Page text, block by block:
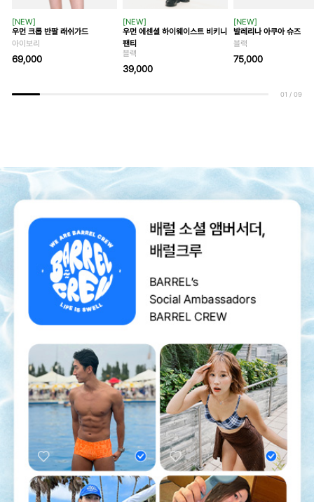
[NEW]
우먼 크롭 반팔 래쉬가드
아이보리
69,000
[NEW]
우먼 에센셜 하이웨이스트 비키니
팬티
블랙
39,000
[NEW]
발레리나 아쿠아 슈즈
블랙
75,000
01 / 09